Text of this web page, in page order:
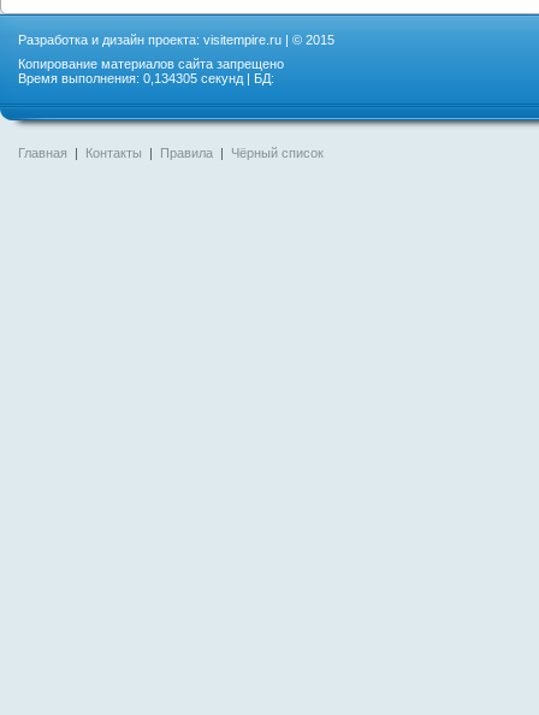
Разработка и дизайн проекта: visitempire.ru | © 2015
Копирование материалов сайта запрещено
Время выполнения: 0,134305 секунд | БД:
Главная | Контакты | Правила | Чёрный список